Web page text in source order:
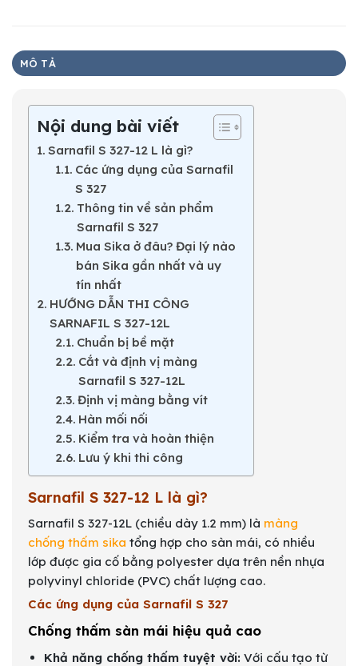
MÔ TẢ
Nội dung bài viết
Sarnafil S 327-12 L là gì?
Các ứng dụng của Sarnafil
S 327
Thông tin về sản phẩm
Sarnafil S 327
Mua Sika ở đâu? Đại lý nào
bán Sika gần nhất và uy
tín nhất
HƯỚNG DẪN THI CÔNG
SARNAFIL S 327-12L
Chuẩn bị bề mặt
Cắt và định vị màng
Sarnafil S 327-12L
Định vị màng bằng vít
Hàn mối nối
Kiểm tra và hoàn thiện
Lưu ý khi thi công
Sarnafil S 327-12 L là gì?
Sarnafil S 327-12L (chiều dày 1.2 mm) là màng
chống thấm sika tổng hợp cho sàn mái, có nhiều
lớp được gia cố bằng polyester dựa trên nền nhựa
polyvinyl chloride (PVC) chất lượng cao.
Các ứng dụng của Sarnafil S 327
Chống thấm sàn mái hiệu quả cao
Khả năng chống thấm tuyệt vời: Với cấu tạo từ